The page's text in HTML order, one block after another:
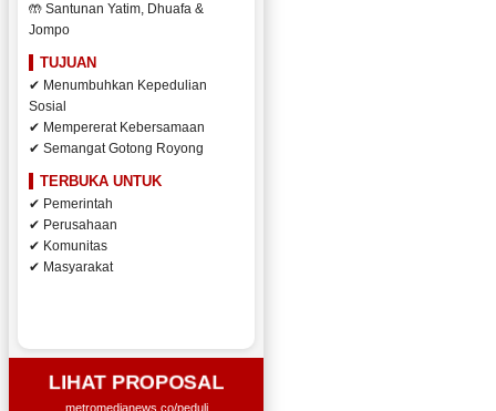
🤲 Santunan Yatim, Dhuafa &
Jompo
TUJUAN
✔ Menumbuhkan Kepedulian
Sosial
✔ Mempererat Kebersamaan
✔ Semangat Gotong Royong
TERBUKA UNTUK
✔ Pemerintah
✔ Perusahaan
✔ Komunitas
✔ Masyarakat
LIHAT PROPOSAL
metromedianews.co/peduli